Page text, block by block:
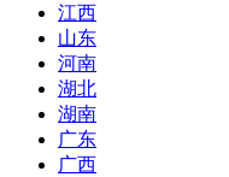
江西
山东
河南
湖北
湖南
广东
广西